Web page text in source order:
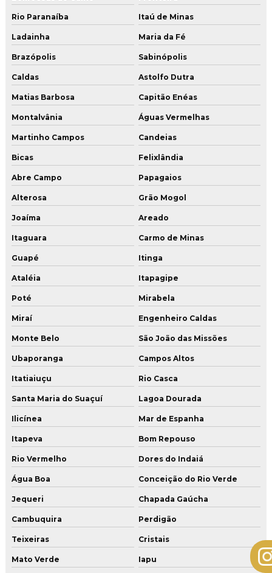
Rio Paranaíba Itaú de Minas
Ladainha Maria da Fé
Brazópolis Sabinópolis
Caldas Astolfo Dutra
Matias Barbosa Capitão Enéas
Montalvânia Águas Vermelhas
Martinho Campos Candeias
Bicas Felixlândia
Abre Campo Papagaios
Alterosa Grão Mogol
Joaíma Areado
Itaguara Carmo de Minas
Guapé Itinga
Ataléia Itapagipe
Poté Mirabela
Miraí Engenheiro Caldas
Monte Belo São João das Missões
Ubaporanga Campos Altos
Itatiaiuçu Rio Casca
Santa Maria do Suaçuí Lagoa Dourada
Ilicínea Mar de Espanha
Itapeva Bom Repouso
Rio Vermelho Dores do Indaiá
Água Boa Conceição do Rio Verde
Jequeri Chapada Gaúcha
Cambuquira Perdigão
Teixeiras Cristais
Mato Verde Iapu